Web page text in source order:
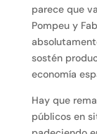
parece que
Pompeu y
sostén
economía
Hay que
públicos en